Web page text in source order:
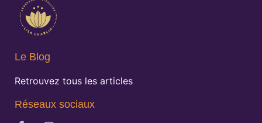
Le Blog
Retrouvez tous les articles
Réseaux sociaux